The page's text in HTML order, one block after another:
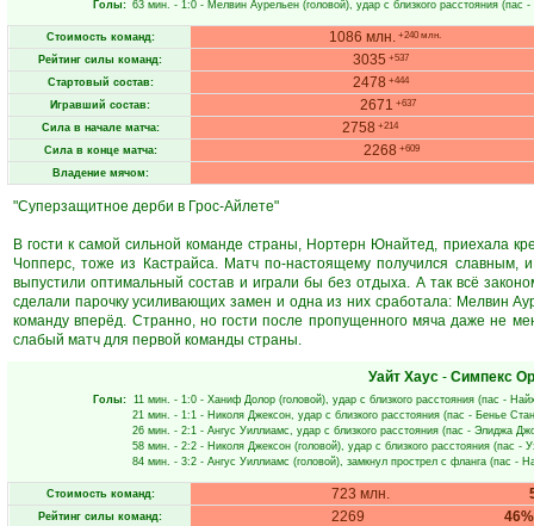
Голы: 63 мин. - 1:0 - Мелвин Аурельен (головой), удар с близкого расстояния (пас -
Стоимость команд: 1086 млн. +240 млн.
Рейтинг силы команд: 3035 +537
Стартовый состав: 2478 +444
Игравший состав: 2671 +637
Сила в начале матча: 2758 +214
Сила в конце матча: 2268 +609
Владение мячом:
"Суперзащитное дерби в Грос-Айлете"
В гости к самой сильной команде страны, Нортерн Юнайтед, приехала
Чопперс, тоже из Кастрайса. Матч по-настоящему получился славным,
выпустили оптимальный состав и играли бы без отдыха. А так всё
сделали парочку усиливающих замен и одна из них сработала: Мелвин
команду вперёд. Странно, но гости после пропущенного мяча даже не
слабый матч для первой команды страны.
Уайт Хаус - Симпекс
Голы: 11 мин. - 1:0 - Ханиф Долор (головой), удар с близкого расстояния (пас -
21 мин. - 1:1 - Николя Джексон, удар с близкого расстояния (пас - Бенье
26 мин. - 2:1 - Ангус Уиллиамс, удар с близкого расстояния (пас - Элиджа
58 мин. - 2:2 - Николя Джексон (головой), удар с близкого расстояния (пас -
84 мин. - 3:2 - Ангус Уиллиамс (головой), замкнул прострел с фланга (пас -
Стоимость команд: 723 млн.
Рейтинг силы команд: 46%
2269